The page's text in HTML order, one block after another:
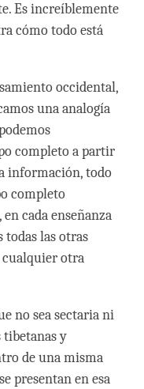
Es increíblemente
cómo todo está
occidental,
una analogía
completo a partir
información, todo
completo
cada enseñanza
las otras
cualquier otra
no sea sectaria ni
tibetanas y
de una misma
presentan en esa